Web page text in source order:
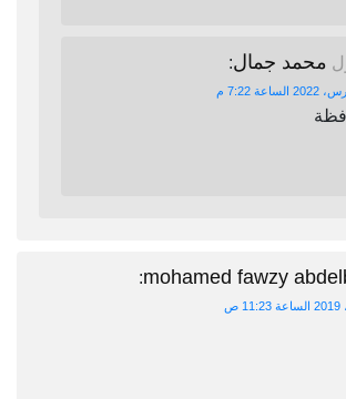
محمد جمال:
mohamed fawzy
: